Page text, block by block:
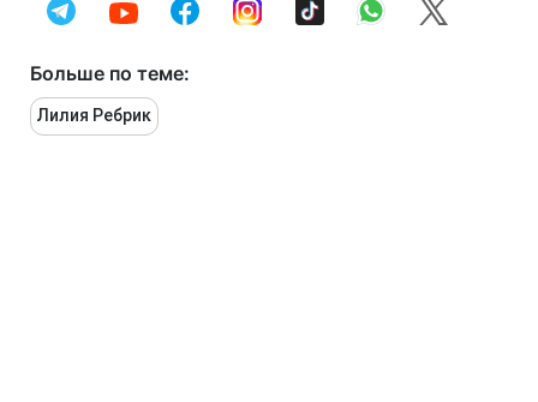
Больше по теме:
Лилия Ребрик